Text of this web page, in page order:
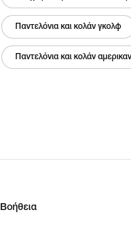
Παντελόνια και κολάν γκολφ
Παντελόνια και κολάν
Βοήθεια